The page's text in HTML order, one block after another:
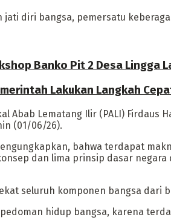
diri bangsa, pemersatu
Banko Pit 2 Desa Lingga
Lakukan Langkah
Abab Lematang Ilir (PALI)
(01/06/26).
bahwa terdapat
dan lima prinsip dasar
seluruh komponen bangsa dari
hidup bangsa, karena